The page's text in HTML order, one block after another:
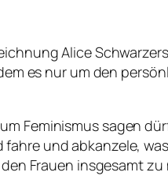
Alice
es nur um den
Feminismus sagen
und abkanzele,
Frauen insgesamt zu